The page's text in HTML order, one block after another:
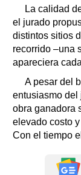
La calidad
el jurado
distintos sitios
recorrido –una
apareciera
A pesar del
entusiasmo del
obra ganadora
elevado costo
Con el tiempo